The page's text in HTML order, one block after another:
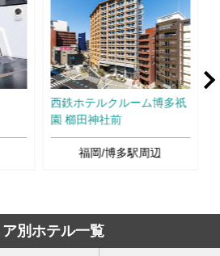
西鉄ホテルクルーム博多祇
園 櫛田神社前
福岡/博多駅周辺
別ホテル一覧